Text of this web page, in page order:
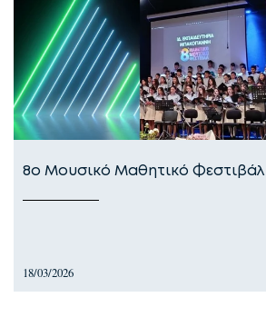
8ο Μουσικό Μαθητικό Φεστιβάλ
18/03/2026